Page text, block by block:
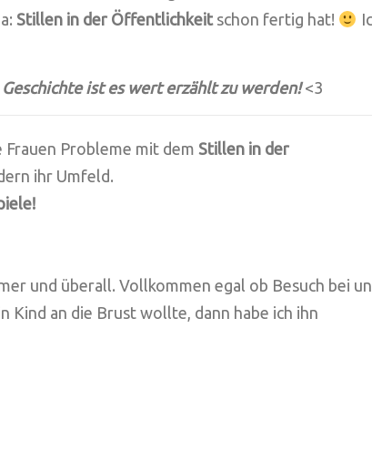
Stillen in der Öffentlichkeit schon fertig hat!
ist es wert erzählt zu werden! <3
Frauen Probleme mit dem Stillen in der
ihr Umfeld.
und überall. Vollkommen egal ob Besuch bei
Kind an die Brust wollte, dann habe ich ihn